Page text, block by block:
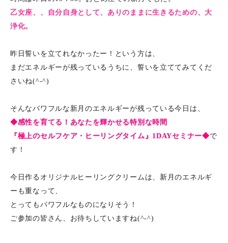
乙女座、、自分自身として、ありのままに生きるための、大
浄化。
昨日誓いを立てれなかったー！という方は、
まだエネルギーが残っているうちに、誓いを立ててみてくだ
さいね(^-^)
そんなパワフルな新月のエネルギーが残っている今日は、
◆感性を育てる！あなたを輝かせる特別な時間
『極上のセルフケア・ヒーリングタイム』1DAYセミナー◆で
す！
今日作るオリジナルヒーリングクリームは、新月のエネルギ
ーも重なって、
とってもパワフルなものになりそう！
ご参加の皆さん、お待ちしていますね(^-^)